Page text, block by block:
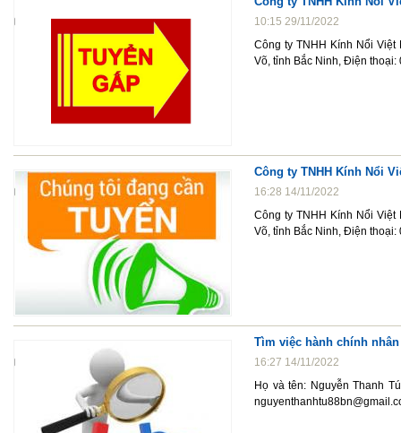
10:15 29/11/2022
Công ty TNHH Kính Nổi
Võ, tỉnh Bắc Ninh, Điện thoại:
Công ty TNHH Kính Nổi
16:28 14/11/2022
Công ty TNHH Kính Nổi
Võ, tỉnh Bắc Ninh, Điện thoại:
Tìm việc hành chính
16:27 14/11/2022
Họ và tên: Nguyễn Thanh